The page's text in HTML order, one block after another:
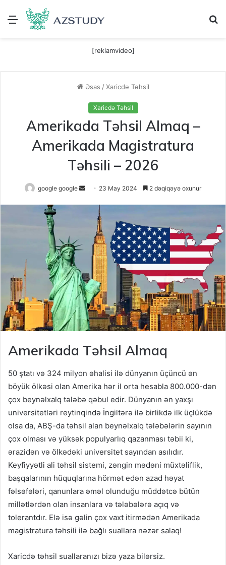
Menu
[reklamvideo]
Əsas / Xaricdə Təhsil
Xaricdə Təhsil
Amerikada Təhsil Almaq –
Amerikada Magistratura
Təhsili – 2026
google google
Send
email
23 May 2024 2 dəqiqəyə oxunur
Amerikada Təhsil Almaq
50 ştatı və 324 milyon əhalisi ilə dünyanın üçüncü ən
böyük ölkəsi olan Amerika hər il orta hesabla 800.000-dən
çox beynəlxalq tələbə qəbul edir. Dünyanın ən yaxşı
universitetləri reytinqində İngiltərə ilə birlikdə ilk üçlükdə
olsa da, ABŞ-da təhsil alan beynəlxalq tələbələrin sayının
çox olması və yüksək populyarlıq qazanması təbii ki,
ərazidən və ölkədəki universitet sayından asılıdır.
Keyfiyyətli ali təhsil sistemi, zəngin mədəni müxtəliflik,
başqalarının hüquqlarına hörmət edən azad həyat
fəlsəfələri, qanunlara əməl olunduğu müddətcə bütün
millətlərdən olan insanlara və tələbələrə açıq və
tolerantdır. Elə isə gəlin çox vaxt itirmədən Amerikada
magistratura təhsili ilə bağlı suallara nəzər salaq!
Xaricdə təhsil suallaranızı bizə yaza bilərsiz.